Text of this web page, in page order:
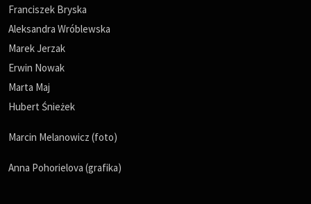
Franciszek Bryska
Aleksandra Wróblewska
Marek Jerzak
Erwin Nowak
Marta Maj
Hubert Śnieżek
Marcin Melanowicz (foto)
Anna Pohorielova (grafika)